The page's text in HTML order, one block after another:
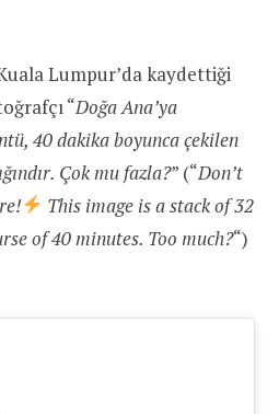
Lumpur’da kaydettiği
“Doğa Ana’ya
40 dakika boyunca çekilen
Çok mu fazla?” (“Don’t
This image is a stack of 32
of 40 minutes. Too much?“)